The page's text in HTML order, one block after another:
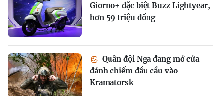
Giorno+ đặc biệt Buzz Lightyear,
hơn 59 triệu đồng
Quân đội Nga đang mở cửa
đánh chiếm đầu cầu vào
Kramatorsk